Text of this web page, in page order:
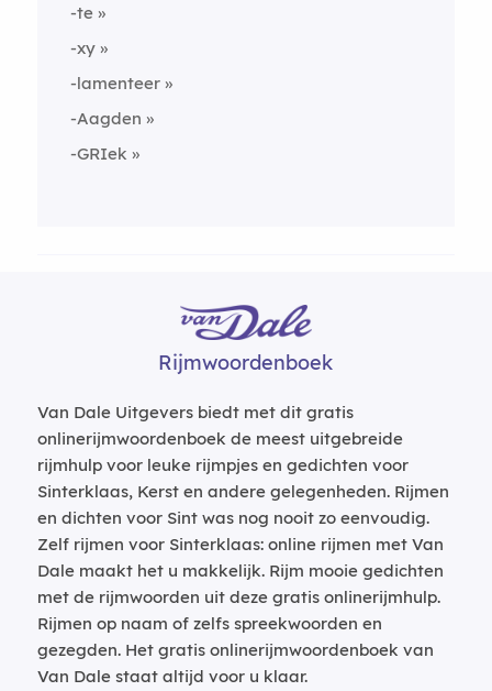
-te
-xy
-lamenteer
-Aagden
-GRIek
Rijmwoordenboek
Van Dale Uitgevers biedt met dit gratis
onlinerijmwoordenboek de meest uitgebreide
rijmhulp voor leuke rijmpjes en gedichten voor
Sinterklaas, Kerst en andere gelegenheden. Rijmen
en dichten voor Sint was nog nooit zo eenvoudig.
Zelf rijmen voor Sinterklaas: online rijmen met Van
Dale maakt het u makkelijk. Rijm mooie gedichten
met de rijmwoorden uit deze gratis onlinerijmhulp.
Rijmen op naam of zelfs spreekwoorden en
gezegden. Het gratis onlinerijmwoordenboek van
Van Dale staat altijd voor u klaar.